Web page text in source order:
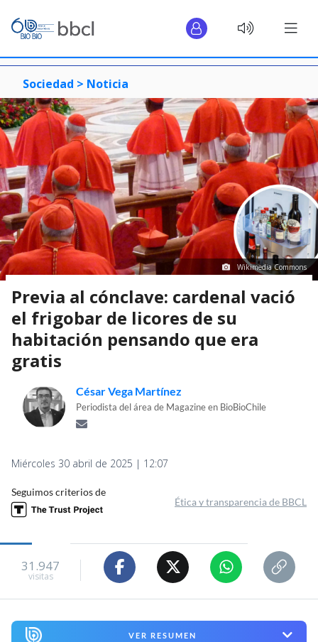
Sociedad > Noticia
Wikimedia Commons
Previa al cónclave: cardenal vació
el frigobar de licores de su
habitación pensando que era
gratis
César Vega Martínez
Periodista del área de Magazine en BioBioChile
Miércoles 30 abril de 2025 | 12:07
Seguimos criterios de
Ética y transparencia de BBCL
31.947
visitas
VER RESUMEN